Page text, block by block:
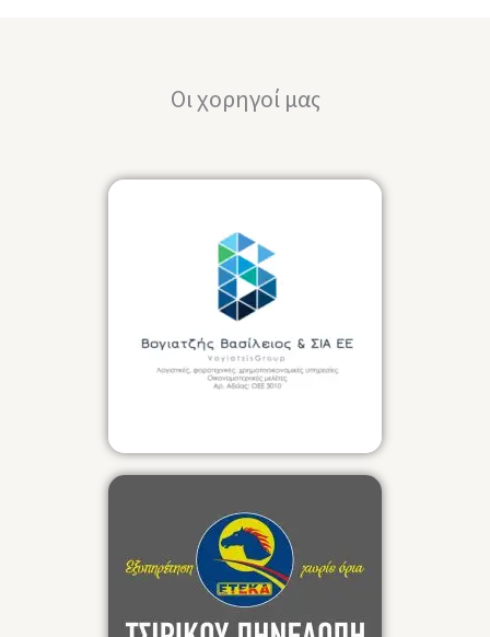
Οι χορηγοί μας